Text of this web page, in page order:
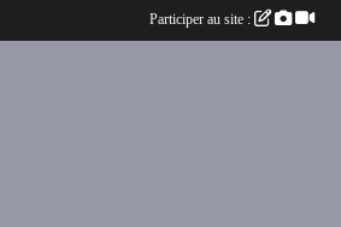
Participer au site :